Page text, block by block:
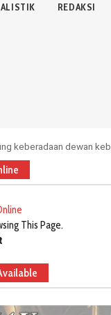
REDAKSI
keberadaan dewan
This Page.